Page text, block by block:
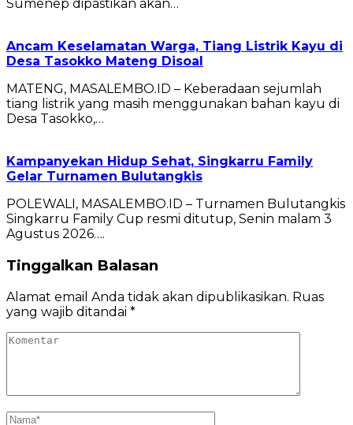
Sumenep dipastikan akan…
Ancam Keselamatan Warga, Tiang Listrik Kayu di
Desa Tasokko Mateng Disoal
MATENG, MASALEMBO.ID – Keberadaan sejumlah
tiang listrik yang masih menggunakan bahan kayu di
Desa Tasokko,…
Kampanyekan Hidup Sehat, Singkarru Family
Gelar Turnamen Bulutangkis
POLEWALI, MASALEMBO.ID – Turnamen Bulutangkis
Singkarru Family Cup resmi ditutup, Senin malam 3
Agustus 2026….
Tinggalkan Balasan
Alamat email Anda tidak akan dipublikasikan. Ruas
yang wajib ditandai *